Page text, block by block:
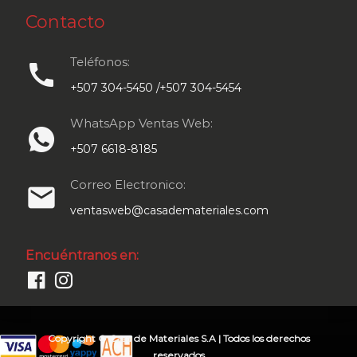
Contacto
call Teléfonos:
+507 304-5450 /+507 304-5454
WhatsApp Ventas Web:
+507 6618-8185
email Correo Electronico:
ventasweb@casademateriales.com
Encuéntranos en:
Copyright © Casa de Materiales S.A | Todos los derechos